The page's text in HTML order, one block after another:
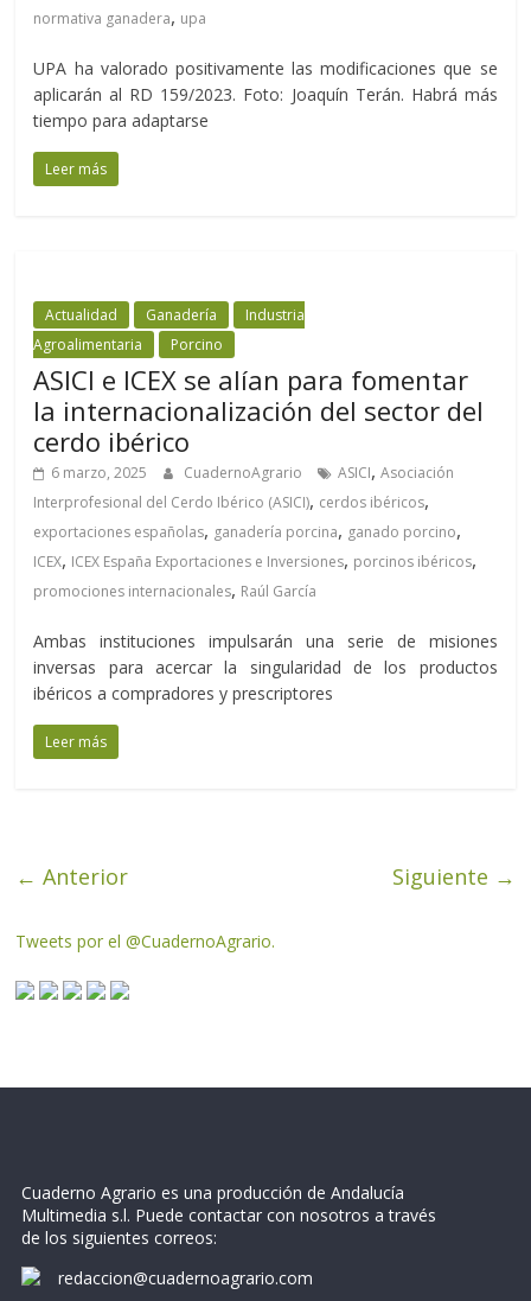
normativa ganadera, upa
UPA ha valorado positivamente las modificaciones que se
aplicarán al RD 159/2023. Foto: Joaquín Terán. Habrá más
tiempo para adaptarse
Leer más
Actualidad Ganadería
Industria
Agroalimentaria
Porcino
ASICI e ICEX se alían para fomentar
la internacionalización del sector del
cerdo ibérico
6 marzo, 2025 CuadernoAgrario ASICI,Asociación
Interprofesional del Cerdo Ibérico (ASICI), cerdos ibéricos,
exportaciones españolas, ganadería porcina, ganado porcino,
ICEX, ICEX España Exportaciones e Inversiones, porcinos ibéricos,
promociones internacionales, Raúl García
Ambas instituciones impulsarán una serie de misiones
inversas para acercar la singularidad de los productos
ibéricos a compradores y prescriptores
Leer más
← Anterior Siguiente →
Tweets por el @CuadernoAgrario.
Cuaderno Agrario es una producción de Andalucía
Multimedia s.l. Puede contactar con nosotros a través
de los siguientes correos:
redaccion@cuadernoagrario.com